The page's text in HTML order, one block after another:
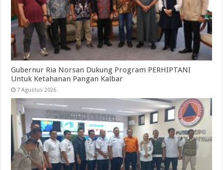
Gubernur Ria Norsan Dukung Program PERHIPTANI
Untuk Ketahanan Pangan Kalbar
7 Agustus 2026